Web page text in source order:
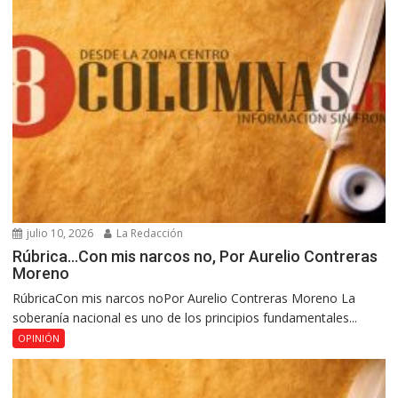
julio 10, 2026 La Redacción
Rúbrica…Con mis narcos no, Por Aurelio Contreras
Moreno
RúbricaCon mis narcos noPor Aurelio Contreras Moreno La
soberanía nacional es uno de los principios fundamentales...
OPINIÓN